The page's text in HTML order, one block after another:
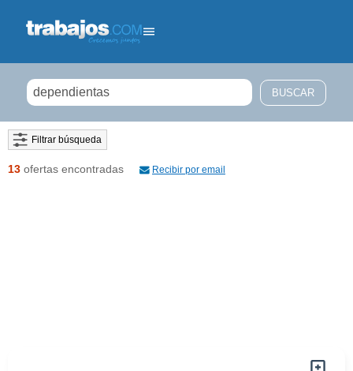
Filtrar búsqueda
13 ofertas encontradas Recibir por email